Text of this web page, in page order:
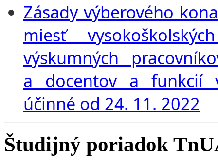
Zásady výberového
miesť
výskumných
a docentov a funkcií
účinné od 24. 11. 2022
Študijný poriadok